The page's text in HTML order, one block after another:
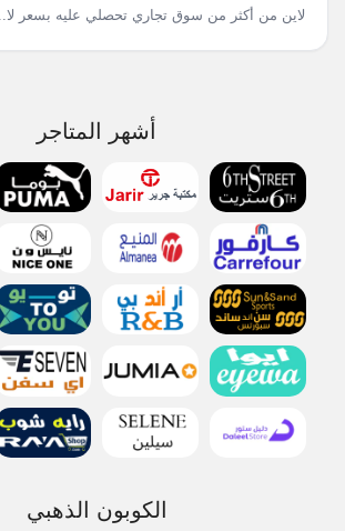
لاين من أكثر من سوق تجاري تحصلي عليه بسعر لا...
أشهر المتاجر
الكوبون الذهبي